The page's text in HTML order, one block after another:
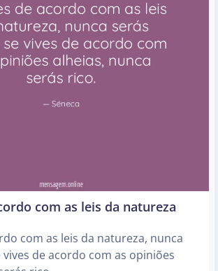
com as leis da natureza
com as leis da natureza, nunca
de acordo com as opiniões